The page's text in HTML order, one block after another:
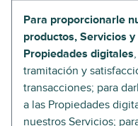
Para proporcionarle
productos, Servicios y
Propiedades digitales
tramitación y
transacciones; para
a las Propiedades
nuestros Servicios;